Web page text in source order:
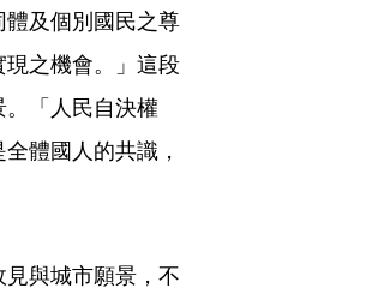
及個別國民之尊
之機會。」這段
「人民自決權
體國人的共識，
與城市願景，不